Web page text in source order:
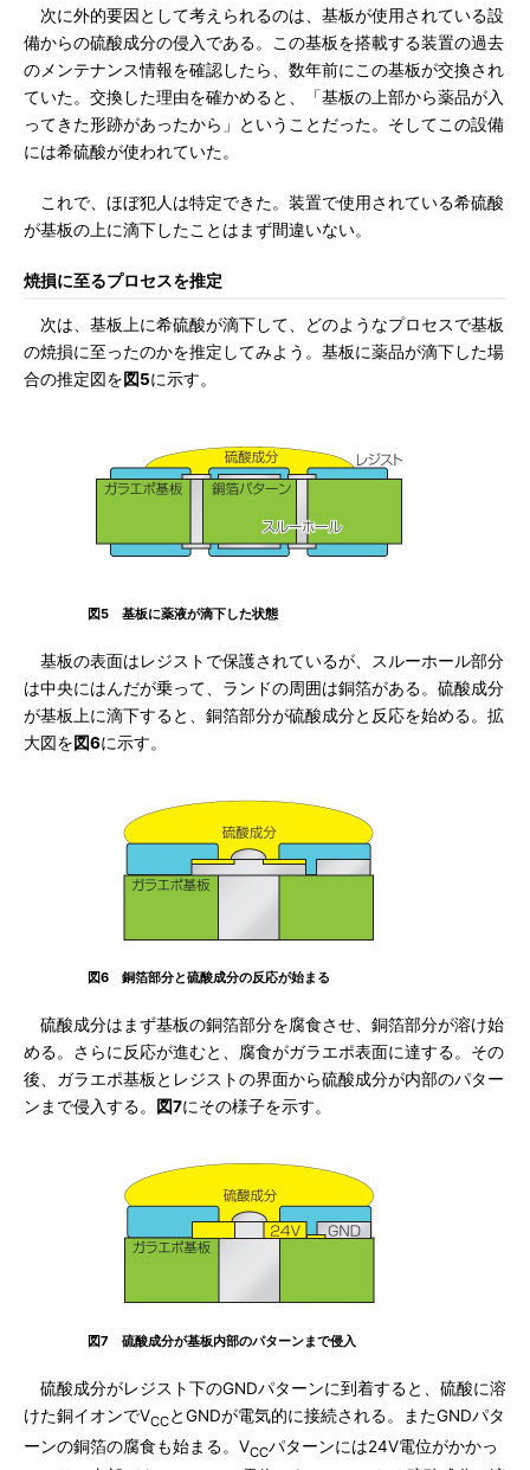
次に外的要因として考えられるのは、基板が使用されている設
備からの硫酸成分の侵入である。この基板を搭載する装置の過去
のメンテナンス情報を確認したら、数年前にこの基板が交換され
ていた。交換した理由を確かめると、「基板の上部から薬品が入
ってきた形跡があったから」ということだった。そしてこの設備
には希硫酸が使われていた。
これで、ほぼ犯人は特定できた。装置で使用されている希硫酸
が基板の上に滴下したことはまず間違いない。
焼損に至るプロセスを推定
次は、基板上に希硫酸が滴下して、どのようなプロセスで基板
の焼損に至ったのかを推定してみよう。基板に薬品が滴下した場
合の推定図を図5に示す。
図5 基板に薬液が滴下した状態
基板の表面はレジストで保護されているが、スルーホール部分
は中央にはんだが乗って、ランドの周囲は銅箔がある。硫酸成分
が基板上に滴下すると、銅箔部分が硫酸成分と反応を始める。拡
大図を図6に示す。
図6 銅箔部分と硫酸成分の反応が始まる
硫酸成分はまず基板の銅箔部分を腐食させ、銅箔部分が溶け始
める。さらに反応が進むと、腐食がガラエポ表面に達する。その
後、ガラエポ基板とレジストの界面から硫酸成分が内部のパター
ンまで侵入する。
図7にその様子を示す。
図7 硫酸成分が基板内部のパターンまで侵入
硫酸成分がレジスト下のGNDパターンに到着すると、硫酸に溶
けた銅イオンでVCCとGNDが電気的に接続される。またGNDパタ
ーンの銅箔の腐食も始まる。VCCパターンには24V電位がかかっ